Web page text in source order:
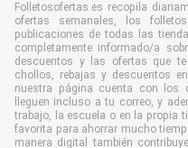
Folletosofertas.es recopila
ofertas semanales, los
publicaciones de todas las
completamente informado/a
descuentos y las ofertas que
chollos, rebajas y descuentos
nuestra página cuenta con los
lleguen incluso a tu correo, y
trabajo, la escuela o en la propia
favorita para ahorrar mucho
manera digital también